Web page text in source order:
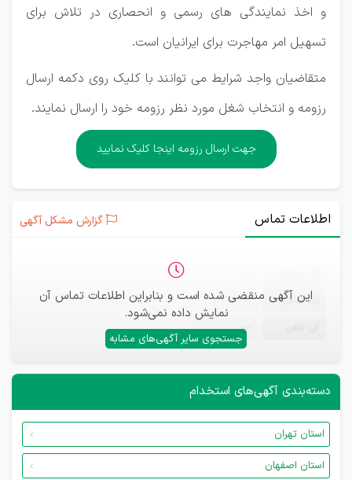
و اخذ نمایندگی های رسمی و انحصاری در تلاش برای
تسهیل امر مهاجرت برای ایرانیان است.
متقاضیان واجد شرایط می توانند با کلیک روی دکمه ارسال
رزومه و انتخاب شغل مورد نظر رزومه خود را ارسال نمایند.
جهت ارسال رزومه اینجا کلیک نمایید
اطلاعات تماس گزارش مشکل آگهی
این آگهی منقضی شده است و بنابراین اطلاعات تماس آن
نمایش داده نمی‌شود.
جستجوی سایر آگهی‌های مشابه
ایمیل —
—
دسته‌بندی آگهی‌های استخدام
استان تهران
استان اصفهان